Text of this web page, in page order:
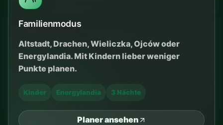
VERBINDUNGEN AB CLEPARDIA
Wie fährt man
vom Camping
Clepardia?